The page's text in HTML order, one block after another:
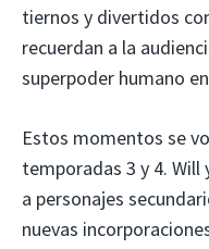
tiernos y divertidos
recuerdan a la
superpoder humano
Estos momentos se
temporadas 3 y 4.
a personajes
nuevas